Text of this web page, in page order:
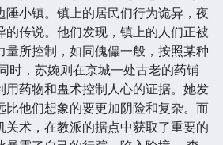
己的人生方向。 卷二：诡影迷踪 北
了一个隐藏在民间，却拥有深厚根基
教派崇拜着被压制了千年的邪神，企
式，唤醒沉睡的力量，从而颠覆当
止教派的阴谋，北斗司的成员们分
进行调查。李青跟随赵无忌，来到一
陲小镇。镇上的居民们行为诡异，夜